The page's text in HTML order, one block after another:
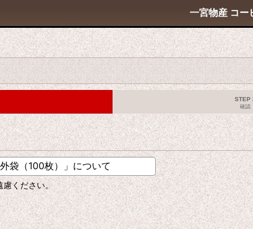
一宮物産 コー
STEP
確認
慮ください。